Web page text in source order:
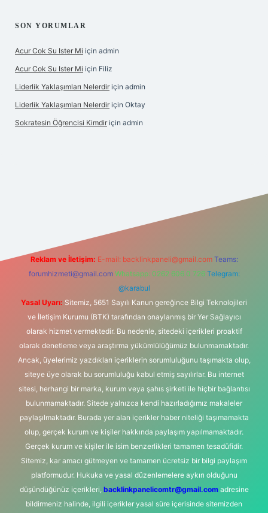
SON YORUMLAR
Acur Cok Su Ister Mi için admin
Acur Cok Su Ister Mi için Filiz
Liderlik Yaklaşımları Nelerdir için admin
Liderlik Yaklaşımları Nelerdir için Oktay
Sokratesin Öğrencisi Kimdir için admin
Reklam ve İletişim: E-mail: backlinkpaneli@gmail.com Teams:
forumhizmeti@gmail.com Whatsapp: 0262 606 0 726 Telegram:
@karabul
Yasal Uyarı: Sitemiz, 5651 Sayılı Kanun gereğince Bilgi Teknolojileri
ve İletişim Kurumu (BTK) tarafından onaylanmış bir Yer Sağlayıcı
olarak hizmet vermektedir. Bu nedenle, sitedeki içerikleri proaktif
olarak denetleme veya araştırma yükümlülüğümüz bulunmamaktadır.
Ancak, üyelerimiz yazdıkları içeriklerin sorumluluğunu taşımakta olup,
siteye üye olarak bu sorumluluğu kabul etmiş sayılırlar. Bu internet
sitesi, herhangi bir marka, kurum veya şahıs şirketi ile hiçbir bağlantısı
bulunmamaktadır. Sitede yalnızca kendi hazırladığımız makaleler
paylaşılmaktadır. Burada yer alan içerikler haber niteliği taşımamakta
olup, gerçek kurum ve kişiler hakkında paylaşım yapılmamaktadır.
Gerçek kurum ve kişiler ile isim benzerlikleri tamamen tesadüfidir.
Sitemiz, kar amacı gütmeyen ve tamamen ücretsiz bir bilgi paylaşım
platformudur. Hukuka ve yasal düzenlemelere aykırı olduğunu
düşündüğünüz içerikleri, backlinkpanelicomtr@gmail.comadresine
bildirmeniz halinde, ilgili içerikler yasal süre içerisinde sitemizden